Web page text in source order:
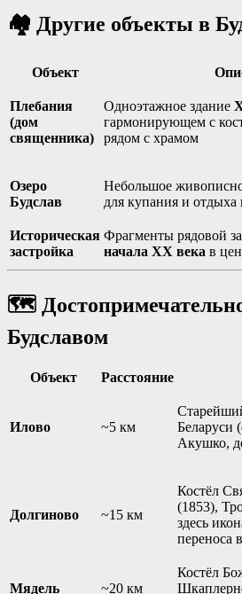
🏘️ Другие объекты в
Объект
Плебания
(дом
священника)
Одноэтажное здание
гармонирующем с
рядом с храмом
Озеро
Будслав
Небольшое
для купания и отдыха
Историческая
застройка
Фрагменты рядовой
начала XX века в
🗺️
Будславом
Объект Расстояние
Илово ~5 км
Беларуси
Акушко,
Долгиново ~15 км
Костёл
(1853),
здесь
переноса
Мядель ~20 км
Костёл